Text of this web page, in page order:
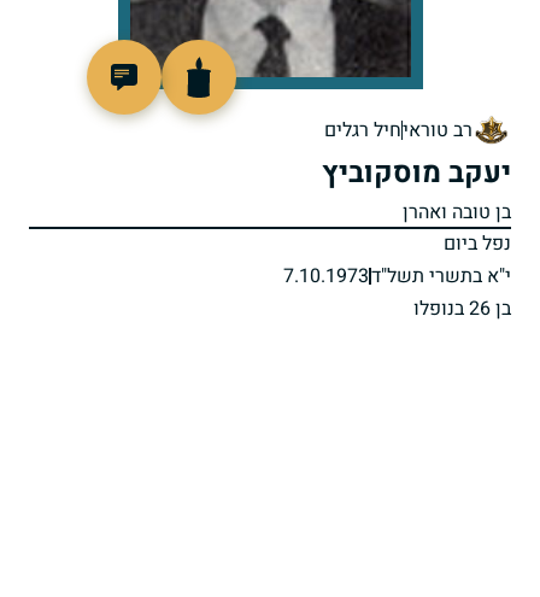
רב טוראיחיל רגלים
יעקב מוסקוביץ
בן טובה ואהרן
נפל ביום
י"א בתשרי תשל"ד7.10.1973
בן 26 בנופלו